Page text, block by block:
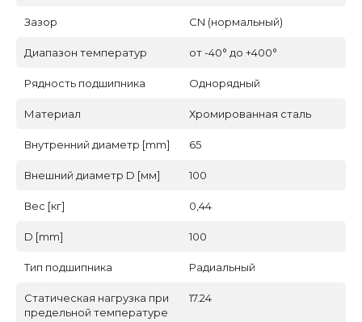
Зазор CN (нормальный)
Диапазон температур от -40° до +400°
Рядность подшипника Однорядный
Материал Хромированная сталь
Внутренний диаметр [mm] 65
Внешний диаметр D [мм] 100
Вес [кг] 0,44
D [mm] 100
Тип подшипника Радиальный
Статическая нагрузка при
предельной температуре
17.24